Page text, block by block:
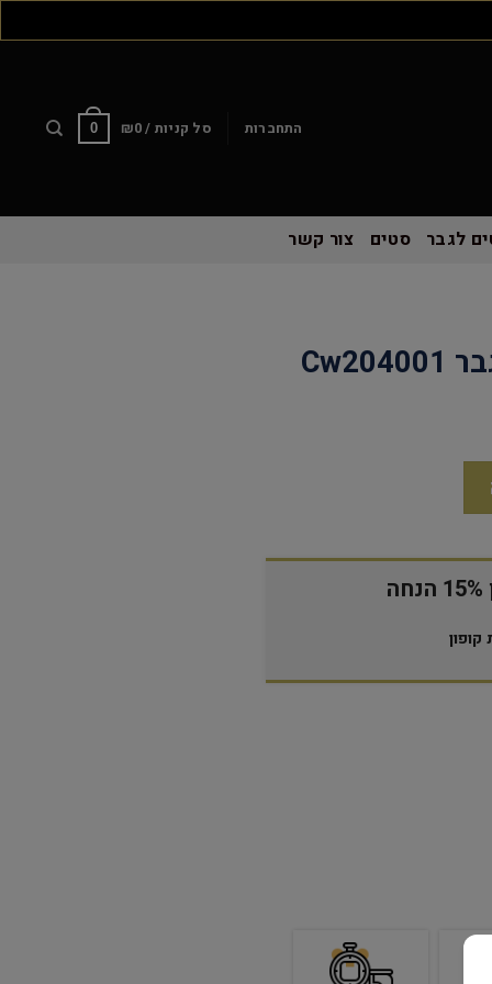
התחברות סל קניות / ₪0
0
לגבר סטים צור קשר